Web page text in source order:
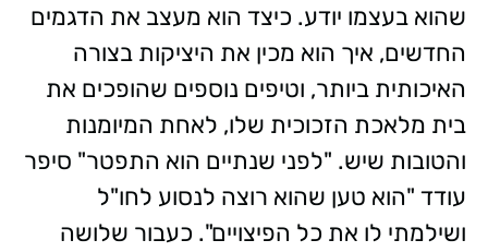
שהוא בעצמו יודע. כיצד הוא מעצב את הדגמים
החדשים, איך הוא מכין את היציקות בצורה
האיכותית ביותר, וטיפים נוספים שהופכים את
בית מלאכת הזכוכית שלו, לאחת המיומנות
והטובות שיש. "לפני שנתיים הוא התפטר" סיפר
עודד "הוא טען שהוא רוצה לנסוע לחו"ל
ושילמתי לו את כל הפיצויים". כעבור שלושה